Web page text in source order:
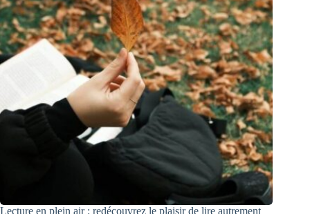
Lecture en plein air : redécouvrez le plaisir de lire autrement